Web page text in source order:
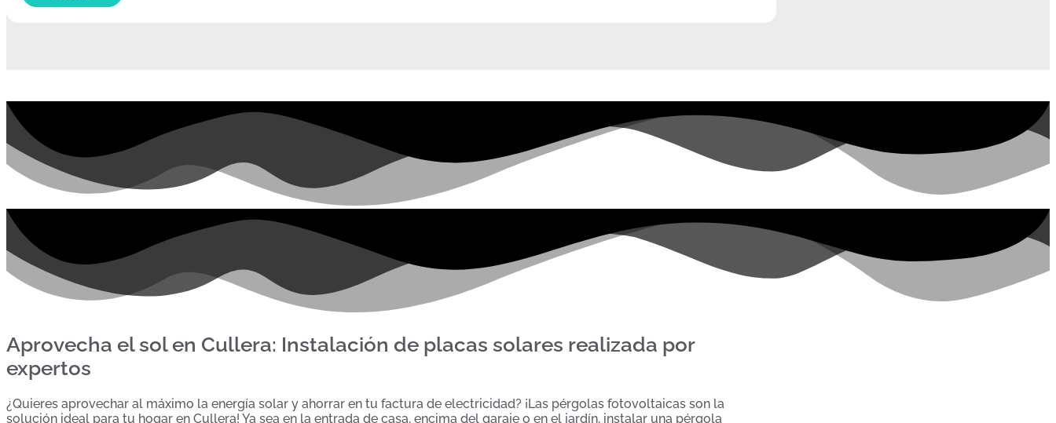
Aprovecha el sol en Cullera: Instalación de placas solares realizada por
expertos
¿Quieres aprovechar al máximo la energía solar y ahorrar en tu factura de electricidad? ¡Las pérgolas fotovoltaicas son la
solución ideal para tu hogar en Cullera! Ya sea en la entrada de casa, encima del garaje o en el jardín, instalar una pérgola